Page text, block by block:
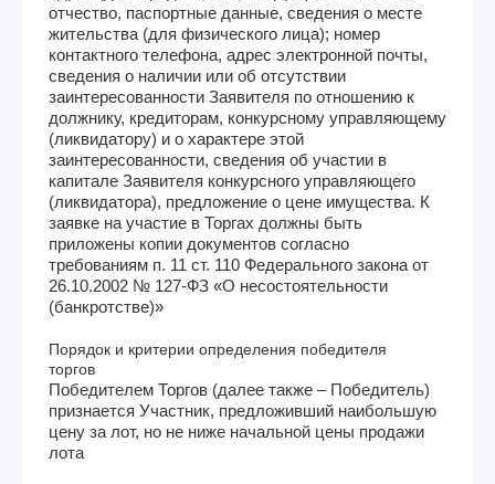
отчество, паспортные данные, сведения о месте
жительства (для физического лица); номер
контактного телефона, адрес электронной почты,
сведения о наличии или об отсутствии
заинтересованности Заявителя по отношению к
должнику, кредиторам, конкурсному управляющему
(ликвидатору) и о характере этой
заинтересованности, сведения об участии в
капитале Заявителя конкурсного управляющего
(ликвидатора), предложение о цене имущества. К
заявке на участие в Торгах должны быть
приложены копии документов согласно
требованиям п. 11 ст. 110 Федерального закона от
26.10.2002 № 127-ФЗ «О несостоятельности
(банкротстве)»
Порядок и критерии определения победителя
торгов
Победителем Торгов (далее также – Победитель)
признается Участник, предложивший наибольшую
цену за лот, но не ниже начальной цены продажи
лота